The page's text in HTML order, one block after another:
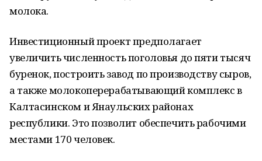
молока.
Инвестиционный проект предполагает
увеличить численность поголовья до пяти тысяч
буренок, построить завод по производству сыров,
а также молокоперерабатывающий комплекс в
Калтасинском и Янаульских районах
республики. Это позволит обеспечить рабочими
местами 170 человек.